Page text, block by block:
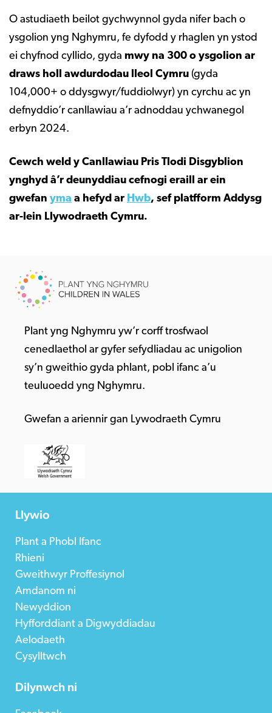
O astudiaeth beilot gychwynnol gyda nifer bach o
ysgolion yng Nghymru, fe dyfodd y rhaglen yn ystod
ei chyfnod cyllido, gyda mwy na 300 o ysgolion ar
draws holl awdurdodau lleol Cymru (gyda
104,000+ o ddysgwyr/fuddiolwyr) yn cyrchu ac yn
defnyddio’r canllawiau a’r adnoddau ychwanegol
erbyn 2024.
Cewch weld y Canllawiau Pris Tlodi Disgyblion
ynghyd â’r deunyddiau cefnogi eraill ar ein
gwefan yma a hefyd ar Hwb, sef platfform Addysg
ar-lein Llywodraeth Cymru.
Plant yng Nghymru yw’r corff trosfwaol
cenedlaethol ar gyfer sefydliadau ac unigolion
sy’n gweithio gyda phlant, pobl ifanc a’u
teuluoedd yng Nghymru.
Gwefan a ariennir gan Lywodraeth Cymru
Llywio
Plant a Phobl Ifanc
Rhieni
Gweithwyr Proffesiynol
Amdanom ni
Newyddion
Hyfforddiant a Digwyddiadau
Aelodaeth
Cysylltwch
Dilynwch ni